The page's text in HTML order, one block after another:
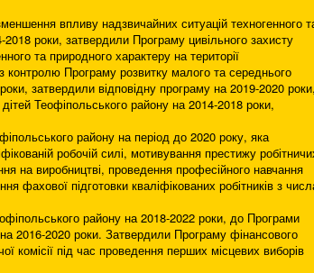
впливу надзвичайних ситуацій техногенного
роки, затвердили Програму цивільного захисту
та природного характеру на території
Програму розвитку малого та середнього
затвердили відповідну програму на 2019-2020
Теофіпольського району на 2014-2018 роки,
району на період до 2020 року, яка
робочій силі, мотивування престижу
на виробництві, проведення професійного навчання
фахової підготовки кваліфікованих робітників з
району на 2018-2022 роки, до Програми
2016-2020 роки. Затвердили Програму фінансового
комісії під час проведення перших місцевих виборів